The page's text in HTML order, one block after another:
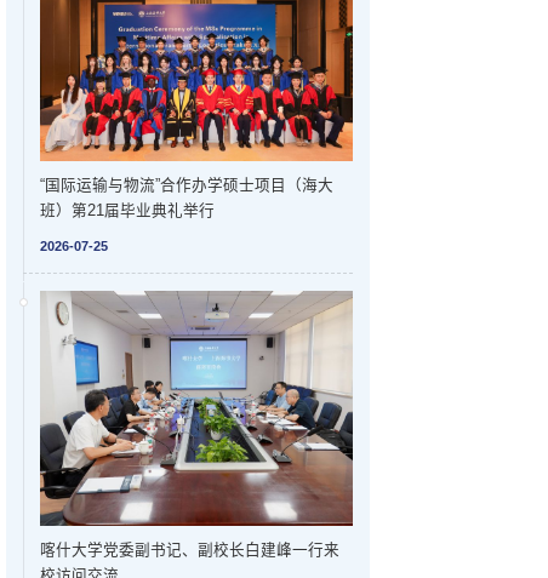
“国际运输与物流”合作办学硕士项目（海大
班）第21届毕业典礼举行
2026-07-25
喀什大学党委副书记、副校长白建峰一行来